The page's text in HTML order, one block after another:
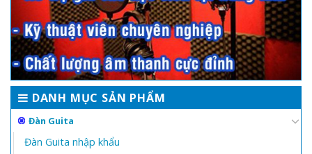
DANH MỤC SẢN PHẨM
Đàn Guita
Đàn Guita nhập khẩu